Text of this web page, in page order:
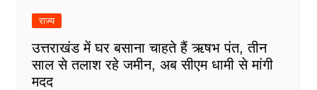
राज्य
उत्तराखंड में घर बसाना चाहते हैं ऋषभ पंत, तीन
साल से तलाश रहे जमीन, अब सीएम धामी से मांगी
मदद